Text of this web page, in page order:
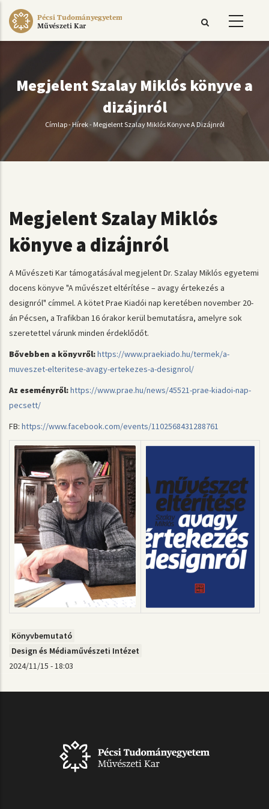
Ugrás
Pécsi Tudományegyetem
Művészeti Kar
Megjelent Szalay Miklós könyve a
dizájnról
Morzsa
Címlap-Hírek- Megjelent Szalay Miklós Könyve A Dizájnról
Megjelent Szalay Miklós
könyve a dizájnról
A Művészeti Kar támogatásával megjelent Dr. Szalay Miklós egyetemi
docens könyve "A művészet eltérítése – avagy értekezés a
designról" címmel. A kötet Prae Kiadói nap keretében november 20-
án Pécsen, a Trafikban 16 órakor kerül bemutatásra, amelyre sok
szeretettel várunk minden érdeklődőt.
Bővebben a könyvről:https://www.praekiado.hu/termek/a-
muveszet-elteritese-avagy-ertekezes-a-designrol/
Az eseményről:https://www.prae.hu/news/45521-prae-kiadoi-nap-
pecsett/
FB: https://www.facebook.com/events/1102568431288761
Könyvbemutató
Design és Médiaművészeti Intézet
2024/11/15 - 18:03